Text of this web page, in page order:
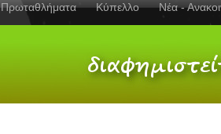
Πρωταθλήματα Κύπελλο Νέα -